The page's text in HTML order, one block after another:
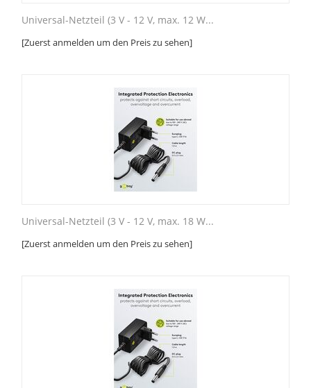
Universal-Netzteil (3 V - 12 V, max. 12 W...
[Zuerst anmelden um den Preis zu sehen]
Universal-Netzteil (3 V - 12 V, max. 18 W...
[Zuerst anmelden um den Preis zu sehen]